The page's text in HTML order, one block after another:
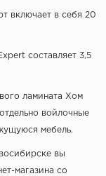
включает в себя 20
составляет 3,5
ламината Хом
войлочные
мебель.
вы
магазина со